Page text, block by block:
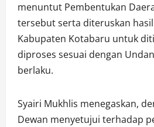
menuntut Pembentukan
tersebut serta diteruskan
Kabupaten Kotabaru untuk
diproses sesuai dengan
berlaku.
Syairi Mukhlis menegaskan,
Dewan menyetujui terhadap